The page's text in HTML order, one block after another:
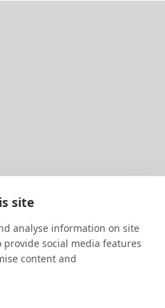
site
analyse information on site
social media features
content and